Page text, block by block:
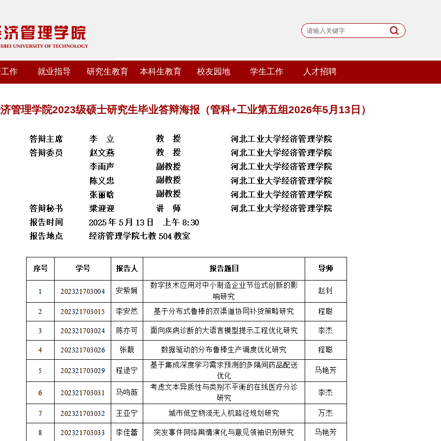
作 就业指导 研究生教育 本科生教育 校友园地 学生工作 人才招聘
管理学院2023级硕士研究生毕业答辩海报（管科+工业第五组2026年5月13日）